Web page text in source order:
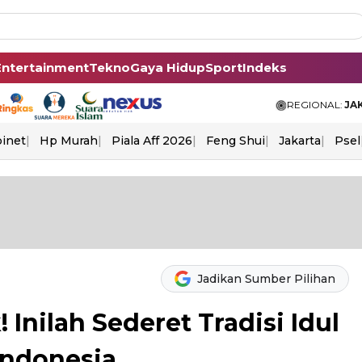
TeknoGaya HidupSportIndeks
REGIONAL:
Hp Murah Piala Aff 2026 Feng Shui Jakarta Psel
Jadikan Sumber Pilihan
Inilah Sederet Tradisi Idul